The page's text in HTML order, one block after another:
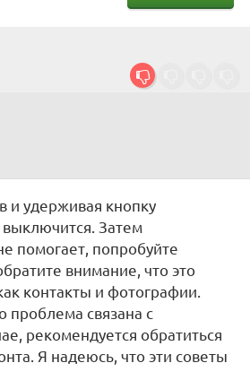
и удерживая кнопку
Затем
помогает, попробуйте
внимание, что это
контакты и фотографии.
проблема связана с
рекомендуется обратиться
Я надеюсь, что эти советы